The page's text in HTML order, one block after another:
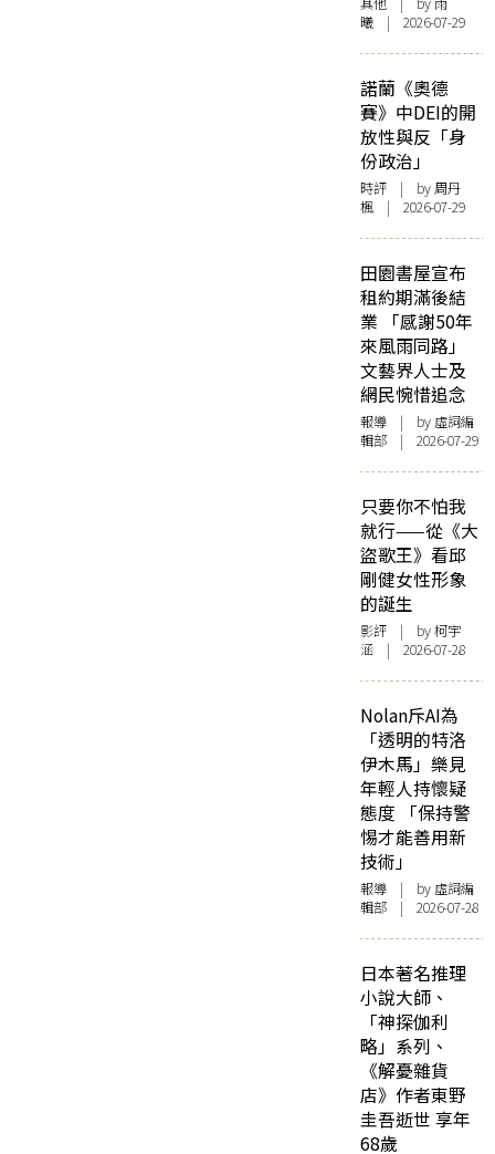
曦 | 2026-07-29
諾蘭《奧德
賽》中DEI的開
放性與反「身
份政治」
時評 | by周丹
楓 | 2026-07-29
田園書屋宣布
租約期滿後結
業 「感謝50年
來風雨同路」
文藝界人士及
網民惋惜追念
報導 | by 虛詞編
輯部 | 2026-07-29
只要你不怕我
就行——從《大
盜歌王》看邱
剛健女性形象
的誕生
影評 | by 柯宇
涵 | 2026-07-28
Nolan斥AI為
「透明的特洛
伊木馬」樂見
年輕人持懷疑
態度 「保持警
惕才能善用新
技術」
報導 | by 虛詞編
輯部 | 2026-07-28
日本著名推理
小說大師、
「神探伽利
略」系列、
《解憂雜貨
店》作者東野
圭吾逝世 享年
68歲